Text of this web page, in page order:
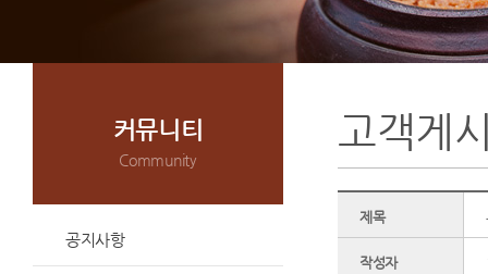
커뮤니티
Community
공지사항
고객게
제목
작성자